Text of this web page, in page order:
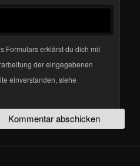
Formulars erklärst du dich mit
der eingegebenen
einverstanden, siehe